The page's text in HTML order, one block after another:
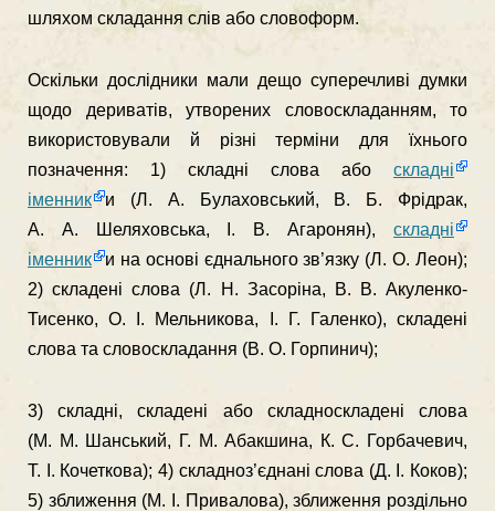
шляхом складання слів або словоформ.
Оскільки дослідники мали дещо суперечливі думки
щодо дериватів, утворених словоскладанням, то
використовували й різні терміни для їхнього
позначення: 1) складні слова або складні
іменник
и (Л. А. Булаховський, В. Б. Фрідрак,
А. А. Шеляховська, І. В. Агаронян), складні
іменник
и на основі єднального зв’язку (Л. О. Леон);
2) складені слова (Л. Н. Засоріна, В. В. Акуленко-
Тисенко, О. І. Мельникова, І. Г. Галенко), складені
слова та словоскладання (В. О. Горпинич);
3) складні, складені або складноскладені слова
(М. М. Шанський, Г. М. Абакшина, К. С. Горбачевич,
Т. І. Кочеткова); 4) складноз’єднані слова (Д. І. Коков);
5) зближення (М. І. Привалова), зближення роздільно